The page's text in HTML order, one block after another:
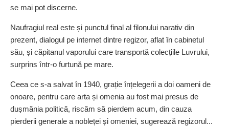
se mai pot discerne.
Naufragiul real este și punctul final al filonului narativ din
prezent, dialogul pe internet dintre regizor, aflat în cabinetul
său, și căpitanul vaporului care transportă colecțiile Luvrului,
surprins într‑o furtună pe mare.
Ceea ce s‑a salvat în 1940, grație înțelegerii a doi oameni de
onoare, pentru care arta și omenia au fost mai presus de
dușmănia politică, riscăm să pierdem acum, din cauza
pierderii generale a nobleței și omeniei, sugerează regizorul...